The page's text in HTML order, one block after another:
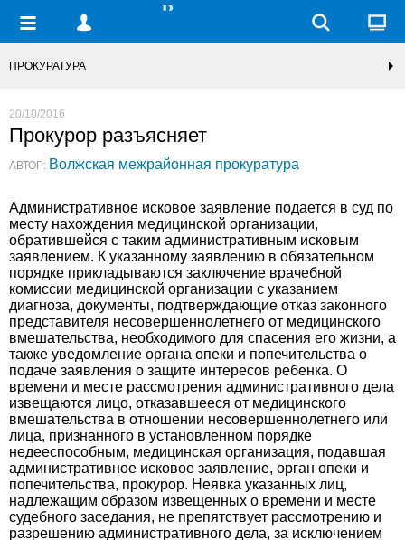
ПРОКУРАТУРА
20/10/2016
Прокурор разъясняет
АВТОР: Волжская межрайонная прокуратура
Административное исковое заявление подается в суд по
месту нахождения медицинской организации,
обратившейся с таким административным исковым
заявлением. К указанному заявлению в обязательном
порядке прикладываются заключение врачебной
комиссии медицинской организации с указанием
диагноза, документы, подтверждающие отказ законного
представителя несовершеннолетнего от медицинского
вмешательства, необходимого для спасения его жизни, а
также уведомление органа опеки и попечительства о
подаче заявления о защите интересов ребенка. О
времени и месте рассмотрения административного дела
извещаются лицо, отказавшееся от медицинского
вмешательства в отношении несовершеннолетнего или
лица, признанного в установленном порядке
недееспособным, медицинская организация, подавшая
административное исковое заявление, орган опеки и
попечительства, прокурор. Неявка указанных лиц,
надлежащим образом извещенных о времени и месте
судебного заседания, не препятствует рассмотрению и
разрешению административного дела, за исключением